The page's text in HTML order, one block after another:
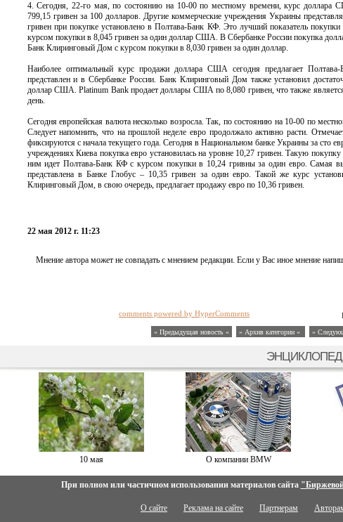
4. Сегодня, 22-го мая, по состоянию на 10-00 по местному времени, курс доллара
799,15 гривен за 100 долларов. Другие коммерческие учреждения Украины
гривен при покупке установлено в Полтава-Банк КФ. Это лучший показатель
курсом покупки в 8,045 гривен за один доллар США. В Сбербанке России покупка
Банк Клиринговый Дом с курсом покупки в 8,030 гривен за один доллар.
Наиболее оптимальный курс продажи доллара США сегодня предлагает
представлен и в Сбербанке России. Банк Клиринговый Дом также установил
доллар США. Platinum Bank продает доллары США по 8,080 гривен, что также
день.
Сегодня европейская валюта несколько возросла. Так, по состоянию на 10-00 по
Следует напомнить, что на прошлой неделе евро продолжало активно расти.
фиксируются с начала текущего года. Сегодня в Национальном банке Украины за сто
учреждениях Киева покупка евро установилась на уровне 10,27 гривен. Такую
ним идет Полтава-Банк КФ с курсом покупки в 10,24 гривны за один евро. Самая
представлена в Банке Глобус – 10,35 гривен за один евро. Такой же курс
Клиринговый Дом, в свою очередь, предлагает продажу евро по 10,36 гривен.
22 мая 2012 г. 11:23
Мнение автора может не совпадать с мнением редакции. Если у Вас иное мнение
comments powered by HyperComments
« Предыдущая новость « » Архив категории « »
10 мая О компании BMW
При полном или частичном использовании материалов сайта
О сайте Реклама на сайте Партнерам